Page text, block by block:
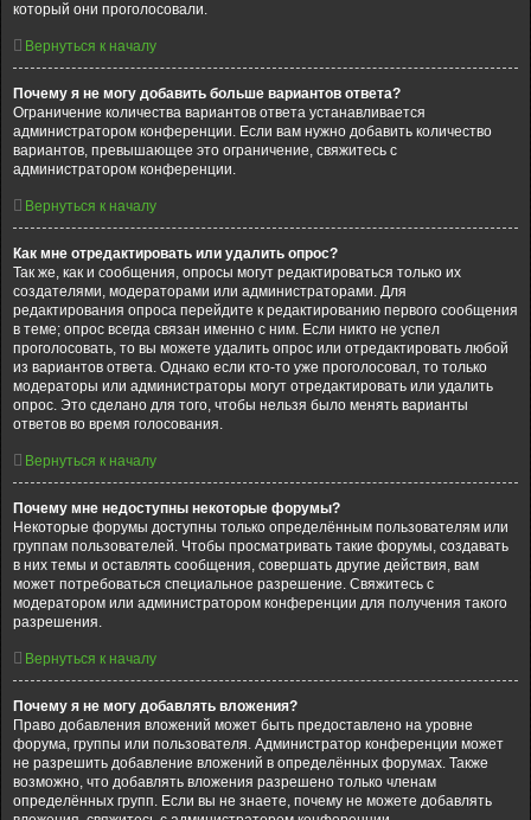
который они проголосовали.
Вернуться к началу
Почему я не могу добавить больше вариантов ответа?
Ограничение количества вариантов ответа устанавливается
администратором конференции. Если вам нужно добавить количество
вариантов, превышающее это ограничение, свяжитесь с
администратором конференции.
Вернуться к началу
Как мне отредактировать или удалить опрос?
Так же, как и сообщения, опросы могут редактироваться только их
создателями, модераторами или администраторами. Для
редактирования опроса перейдите к редактированию первого сообщения
в теме; опрос всегда связан именно с ним. Если никто не успел
проголосовать, то вы можете удалить опрос или отредактировать любой
из вариантов ответа. Однако если кто-то уже проголосовал, то только
модераторы или администраторы могут отредактировать или удалить
опрос. Это сделано для того, чтобы нельзя было менять варианты
ответов во время голосования.
Вернуться к началу
Почему мне недоступны некоторые форумы?
Некоторые форумы доступны только определённым пользователям или
группам пользователей. Чтобы просматривать такие форумы, создавать
в них темы и оставлять сообщения, совершать другие действия, вам
может потребоваться специальное разрешение. Свяжитесь с
модератором или администратором конференции для получения такого
разрешения.
Вернуться к началу
Почему я не могу добавлять вложения?
Право добавления вложений может быть предоставлено на уровне
форума, группы или пользователя. Администратор конференции может
не разрешить добавление вложений в определённых форумах. Также
возможно, что добавлять вложения разрешено только членам
определённых групп. Если вы не знаете, почему не можете добавлять